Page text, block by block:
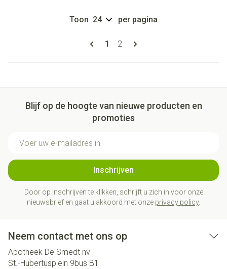
Pagina's
U lees momenteel pagina
1 Pagina
2
Toon per pagina
Blijf op de hoogte van nieuwe producten en
promoties
Inschrijven
Door op inschrijven te klikken, schrijft u zich in voor onze
nieuwsbrief en gaat u akkoord met onze privacy policy.
Neem contact met ons op
Apotheek De Smedt nv
St.-Hubertusplein 9bus B1